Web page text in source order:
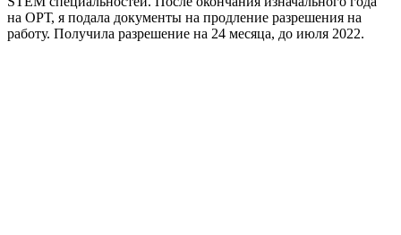
на ОРТ, я подала документы на продление разрешения на
работу. Получила разрешение на 24 месяца, до июля 2022.